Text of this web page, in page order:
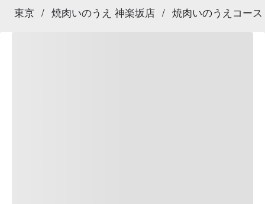
東京 / 焼肉いのうえ 神楽坂店 / 焼肉いのうえコース